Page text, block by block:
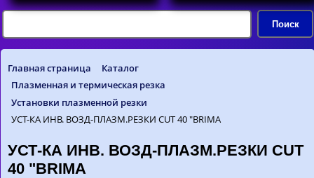
Главная страница
Каталог
Плазменная и термическая резка
Установки плазменной резки
УСТ-КА ИНВ. ВОЗД-ПЛАЗМ.РЕЗКИ CUT 40 "BRIMA
УСТ-КА ИНВ. ВОЗД-ПЛАЗМ.РЕЗКИ CUT
40 "BRIMA